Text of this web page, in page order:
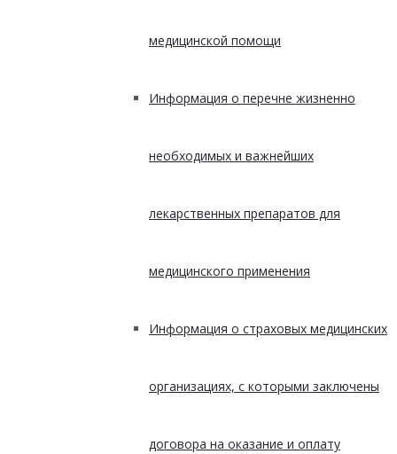
медицинской помощи
Информация о перечне жизненно
необходимых и важнейших
лекарственных препаратов для
медицинского применения
Информация о страховых медицинских
организациях, с которыми заключены
договора на оказание и оплату